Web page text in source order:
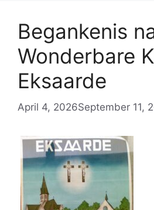
Begankenis
Wonderbare
Eksaarde
April 4, 2026September 11,